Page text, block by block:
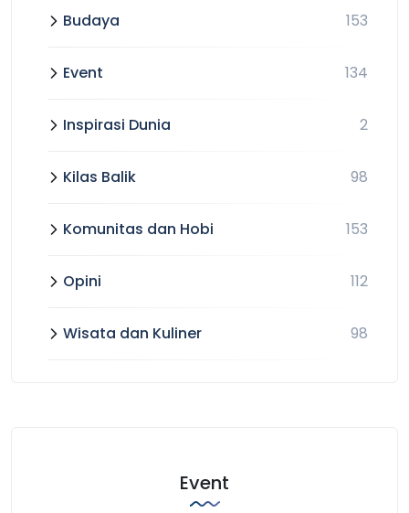
Budaya 153
Event 134
Inspirasi Dunia 2
Kilas Balik 98
Komunitas dan Hobi 153
Opini 112
Wisata dan Kuliner 98
Event